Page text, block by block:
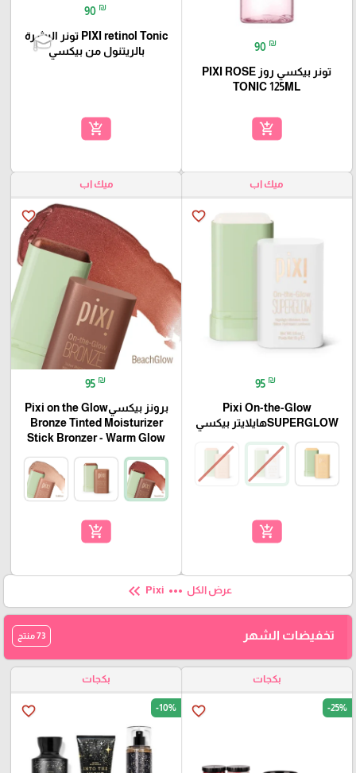
90 ₪
تونر بيكسي روز PIXI ROSE
TONIC 125ML
add_shopping_cart
90 ₪
PIXI retinol Tonic تونر البشرة
بالريتنول من بيكسي
add_shopping_cart
ميك اب
favorite_border
95 ₪
Pixi On-the-Glow
SUPERGLOWهايلايتر بيكسي
add_shopping_cart
ميك اب
favorite_border
95 ₪
برونز بيكسيPixi on the Glow
Bronze Tinted Moisturizer
Stick Bronzer - Warm Glow
add_shopping_cart
عرض الكل more_horiz
keyboard_double_arrow_left
تخفيضات الشهر 73 منتج
بكجات
favorite_border -25%
بكجات
favorite_border -10%